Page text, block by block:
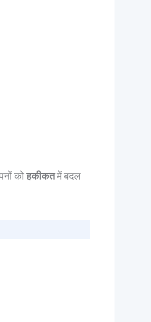
कोहकीकतमें बदल